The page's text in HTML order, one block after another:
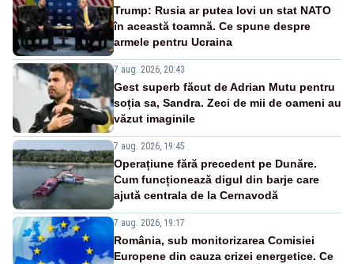
Trump: Rusia ar putea lovi un stat NATO
în această toamnă. Ce spune despre
armele pentru Ucraina
7 aug. 2026, 20:43
Gest superb făcut de Adrian Mutu pentru
soția sa, Sandra. Zeci de mii de oameni au
văzut imaginile
7 aug. 2026, 19:45
Operațiune fără precedent pe Dunăre.
Cum funcționează digul din barje care
ajută centrala de la Cernavodă
7 aug. 2026, 19:17
România, sub monitorizarea Comisiei
Europene din cauza crizei energetice. Ce